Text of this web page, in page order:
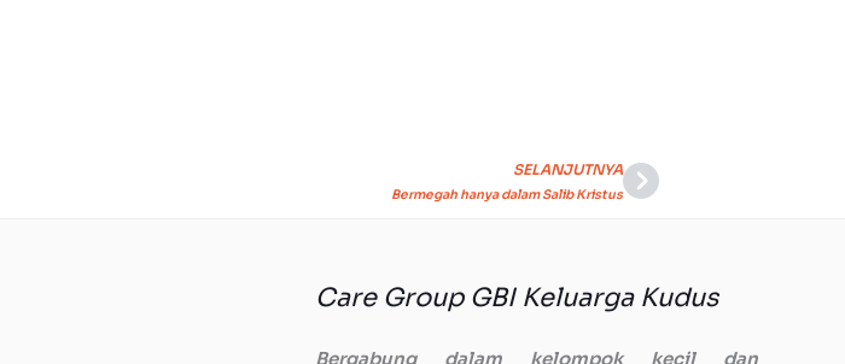
SELANJUTNYA
Bermegah hanya dalam Salib KristusNext
Care Group GBI Keluarga Kudus
Bergabung dalam kelompok kecil dan